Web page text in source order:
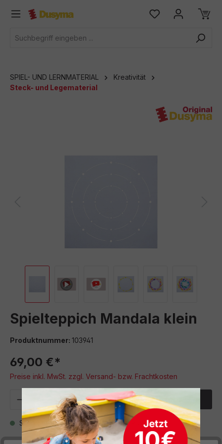
springen
SPIEL- UND LERNMATERIAL
Kreativität
Steck- und Legematerial
Spielteppich Mandala klein
Produktnummer: 103941
69,00 €*
Preise inkl. MwSt. zzgl. Versand- bzw. Frachtkosten
Produkt Anzahl: Gib den
In den Warenkorb
Sofort verfügbar, Lieferzeit: 5 Werktage